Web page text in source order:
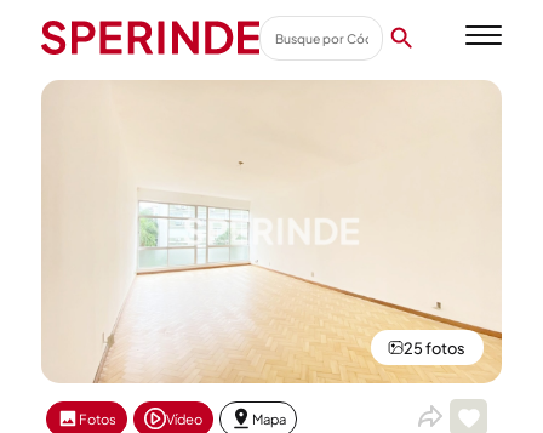
25 fotos
Fotos Vídeo Mapa